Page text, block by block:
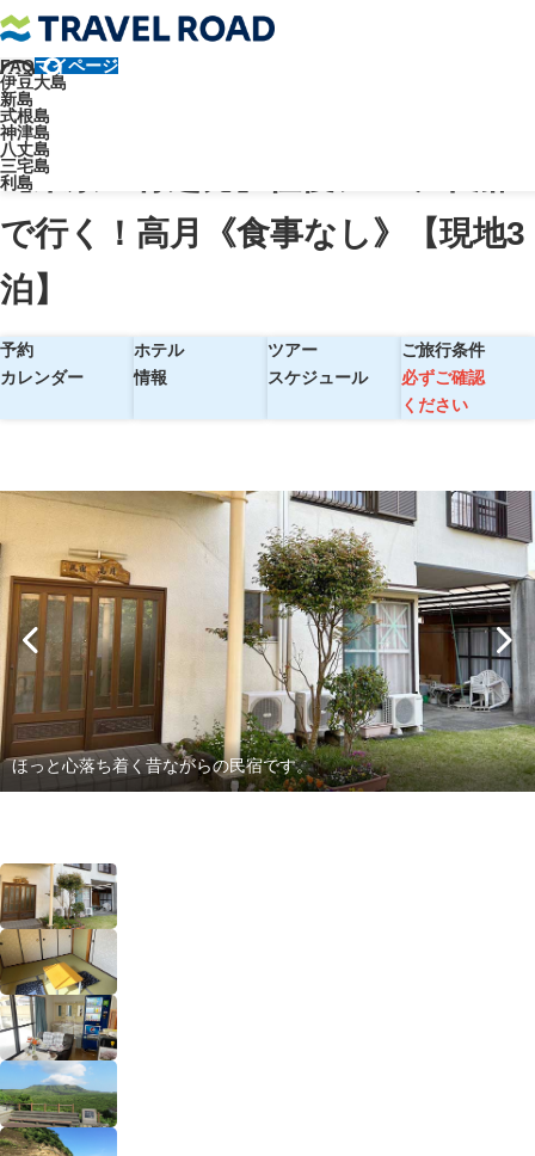
FAQマイページ
伊豆大島
新島
式根島
神津島
八丈島
三宅島
利島
トラベルロード
【東京・竹芝発】往復ジェット船で行く！高月《食事なし》【現地3
泊】
【東京・竹芝発】往復ジェット船
で行く！高月《食事なし》【現地3
泊】
予約
カレンダー
ホテル
情報
ツアー
スケジュール
ご旅行条件
必ずご確認
ください
ほっと心落ち着く昔ながらの民宿です。